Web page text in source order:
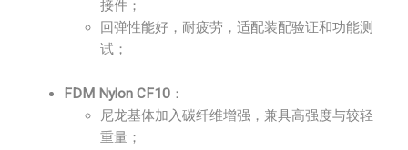
接件；
回弹性能好，耐疲劳，适配装配验证和功能测
试；
FDM Nylon CF10 ：
尼龙基体加入碳纤维增强，兼具高强度与较轻
重量；